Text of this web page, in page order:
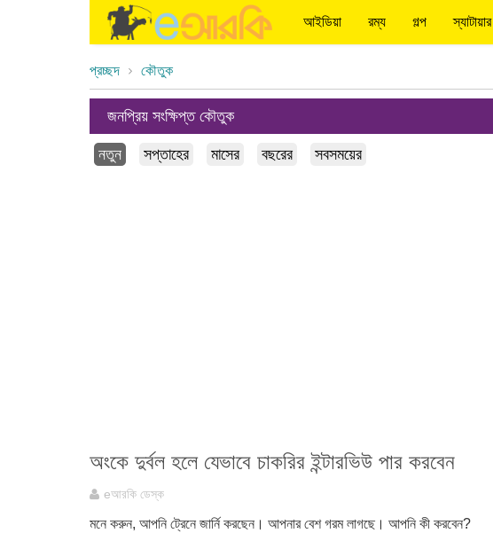
আইডিয়া রম্য গল্প স্যাটায়ার
প্রচ্ছদ কৌতুক
জনপ্রিয় সংক্ষিপ্ত কৌতুক
নতুন সপ্তাহের মাসের বছরের সবসময়ের
অংকে দুর্বল হলে যেভাবে চাকরির ইন্টারভিউ পার করবেন
eআরকি ডেস্ক
মনে করুন, আপনি ট্রেনে জার্নি করছেন। আপনার বেশ গরম লাগছে। আপনি কী করবেন?